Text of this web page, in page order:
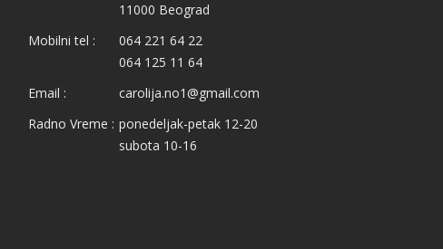
11000 Beograd
Mobilni tel :
064 221 64 22
064 125 11 64
Email :
carolija.no1@gmail.com
Radno Vreme : ponedeljak-petak 12-20
subota 10-16